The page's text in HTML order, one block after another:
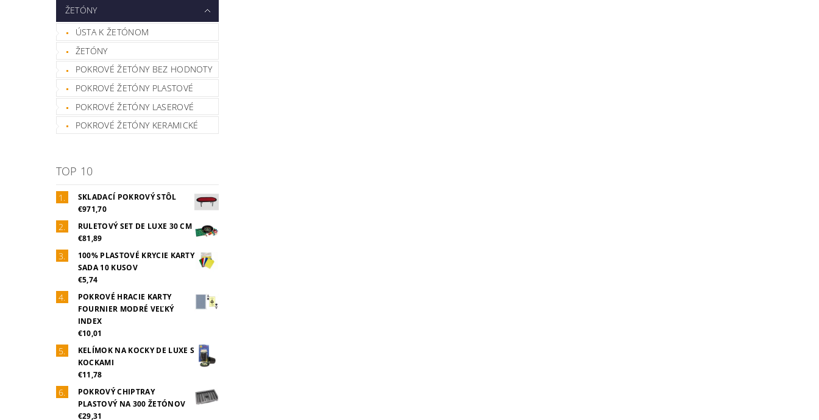
ŽETÓNY
ÚSTA K ŽETÓNOM
ŽETÓNY
POKROVÉ ŽETÓNY BEZ HODNOTY
POKROVÉ ŽETÓNY PLASTOVÉ
POKROVÉ ŽETÓNY LASEROVÉ
POKROVÉ ŽETÓNY KERAMICKÉ
TOP 10
SKLADACÍ POKROVÝ STÔL
€971,70
RULETOVÝ SET DE LUXE 30 CM
€81,89
100% PLASTOVÉ KRYCIE KARTY
SADA 10 KUSOV
€5,74
POKROVÉ HRACIE KARTY
FOURNIER MODRÉ VEĽKÝ
INDEX
€10,01
KELÍMOK NA KOCKY DE LUXE S
KOCKAMI
€11,78
POKROVÝ CHIPTRAY
PLASTOVÝ NA 300 ŽETÓNOV
€29,31